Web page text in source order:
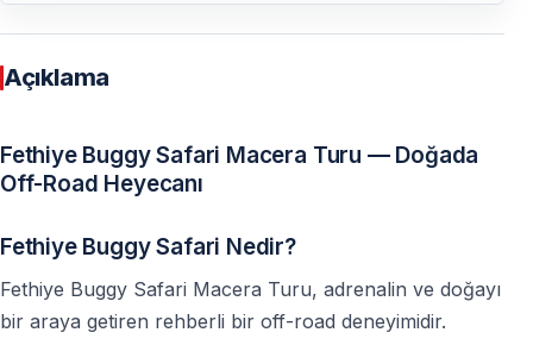
Açıklama
Fethiye Buggy Safari Macera Turu — Doğada
Off-Road Heyecanı
Fethiye Buggy Safari Nedir?
Fethiye Buggy Safari Macera Turu, adrenalin ve doğayı
bir araya getiren rehberli bir off-road deneyimidir.